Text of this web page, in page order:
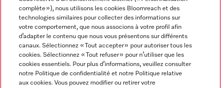
Informations légales
CGV
Protection des données
complète »), nous utilisons les cookies Bloomreach et des
technologies similaires pour collecter des informations sur
votre comportement, que nous associons à votre profil afin
d’adapter le contenu que nous vous présentons sur différents
canaux. Sélectionnez « Tout accepter » pour autoriser tous les
cookies. Sélectionnez « Tout refuser » pour n’utiliser que les
cookies essentiels. Pour plus d’informations, veuillez consulter
notre Politique de confidentialité et notre Politique relative
aux cookies. Vous pouvez modifier ou retirer votre